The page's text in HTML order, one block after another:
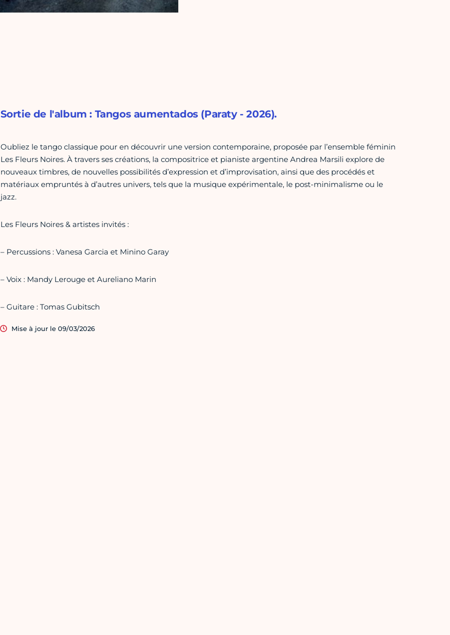
Sortie de l'album : Tangos aumentados (Paraty - 2026).
Oubliez le tango classique pour en découvrir une version contemporaine, proposée par l’ensemble féminin
Les Fleurs Noires. À travers ses créations, la compositrice et pianiste argentine Andrea Marsili explore de
nouveaux timbres, de nouvelles possibilités d’expression et d’improvisation, ainsi que des procédés et
matériaux empruntés à d’autres univers, tels que la musique expérimentale, le post-minimalisme ou le
jazz.
Les Fleurs Noires & artistes invités :
– Percussions : Vanesa Garcia et Minino Garay
– Voix : Mandy Lerouge et Aureliano Marin
– Guitare : Tomas Gubitsch
Mise à jour le 09/03/2026